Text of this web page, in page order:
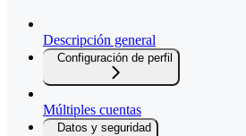
Descripción general
Configuración de perfil
Múltiples cuentas
Datos y seguridad